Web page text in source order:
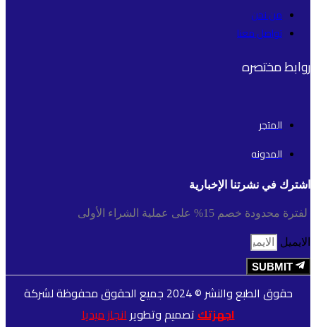
من نحن
تواصل معنا
روابط مختصره
المتجر
المدونه
اشترك في نشرتنا الإخبارية
لفترة محدودة خصم 15% على عملية الشراء الأولى
الايميل
SUBMIT
حقوق الطبع والنشر © 2024 جميع الحقوق محفوظة لشركة
اجهزتكتصميم وتطويرانجاز ميديا